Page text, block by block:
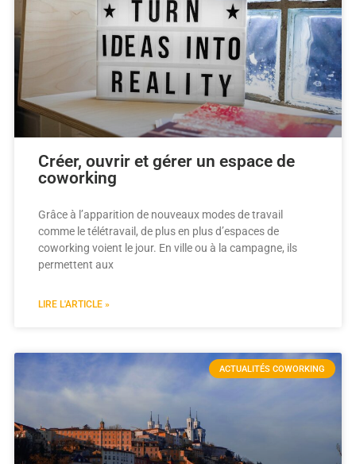
Créer, ouvrir et gérer un espace de
coworking
Grâce à l’apparition de nouveaux modes de travail
comme le télétravail, de plus en plus d’espaces de
coworking voient le jour. En ville ou à la campagne, ils
permettent aux
LIRE L'ARTICLE »
ACTUALITÉS COWORKING